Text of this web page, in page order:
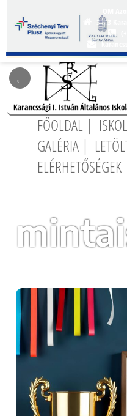
3163
FŐOLDAL
GALÉRIA
ELÉRHETŐSÉGEK